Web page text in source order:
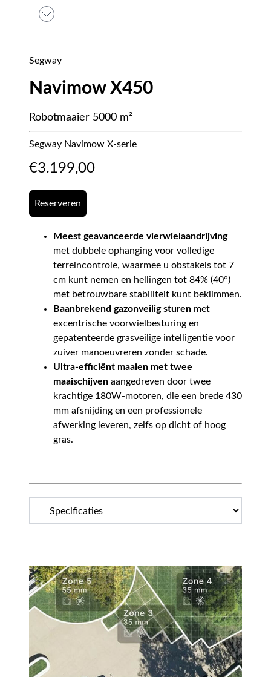
Segway
Navimow X450
Robotmaaier 5000 m²
Segway Navimow X-serie
€3.199,00
Reserveren
Meest geavanceerde vierwielaandrijving
met dubbele ophanging voor volledige
terreincontrole, waarmee u obstakels tot 7
cm kunt nemen en hellingen tot 84% (40°)
met betrouwbare stabiliteit kunt beklimmen.
Baanbrekend gazonveilig sturen met
excentrische voorwielbesturing en
gepatenteerde grasveilige intelligentie voor
zuiver manoeuvreren zonder schade.
Ultra-efficiënt maaien met twee
maaischijven aangedreven door twee
krachtige 180W-motoren, die een brede 430
mm afsnijding en een professionele
afwerking leveren, zelfs op dicht of hoog
gras.